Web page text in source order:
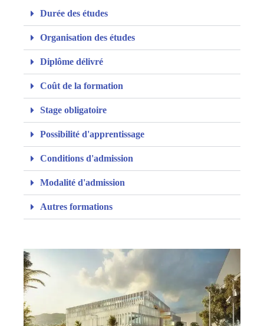
Durée des études
Organisation des études
Diplôme délivré
Coût de la formation
Stage obligatoire
Possibilité d'apprentissage
Conditions d'admission
Modalité d'admission
Autres formations